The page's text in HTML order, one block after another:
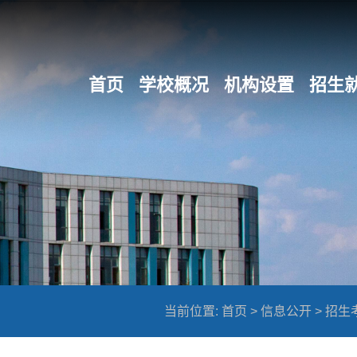
首页 学校概况 机构设置 招生
当前位置: 首页 > 信息公开 > 招生